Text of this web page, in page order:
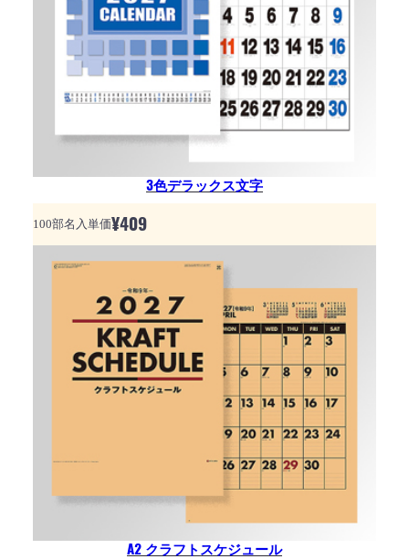
3色デラックス文字
100部名入単価¥409
A2 クラフトスケジュール